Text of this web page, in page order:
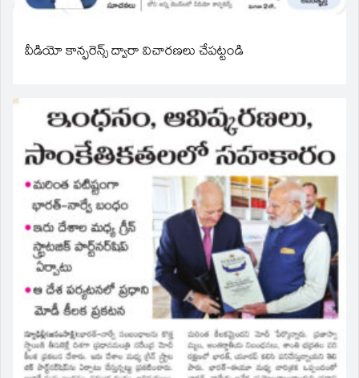
వీడియో కాన్ఫరెన్స్ ద్వారా విచారణలు చేపట్టండి